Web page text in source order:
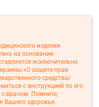
изделия
на основании
исключительно
«О защите прав
средства/
с инструкцией по его
врачом. Помните,
Вашего здоровья.